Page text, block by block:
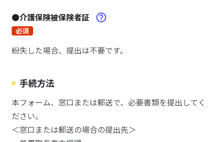
●介護保険被保険者証
必須
紛失した場合、提出は不要です。
手続方法
本フォーム、窓口または郵送で、必要書類を提出してく
ださい。
＜窓口または郵送の場合の提出先＞